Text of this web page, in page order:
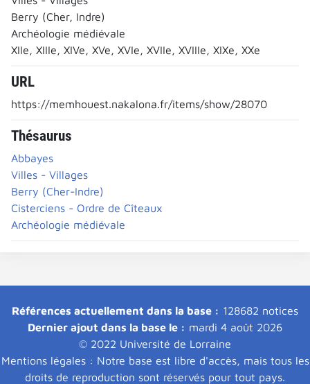
Berry (Cher, Indre)
Archéologie médiévale
XIIe, XIIIe, XIVe, XVe, XVIe, XVIIe, XVIIIe, XIXe, XXe
URL
https://memhouest.nakalona.fr/items/show/28070
Thésaurus
Abbayes
Villes - Villages
Berry (Cher-Indre)
Cisterciens - Ordre de Cîteaux
Archéologie médiévale
Références actuellement dans la base : 128682 notices
Dernier ajout dans la base le : mardi 4 août 2026
© 2022 Université de Lorraine
Mentions légales : Notre base est libre d'accès, mais tous les
droits de reproduction sont réservés pour tout pays.